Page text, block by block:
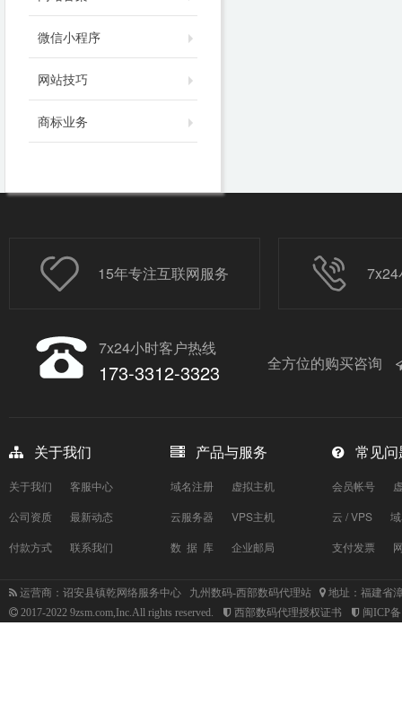
微信小程序
网站技巧
商标业务
15年专注互联网服务
7x24小时客户热线
173-3312-3323 全方位的购买咨询
关于我们
关于我们
客服中心
公司资质
最新动态
付款方式
联系我们
产品与服务
域名注册
虚拟主机
云服务器
VPS主机
数 据 库
企业邮局
常见问
会员帐号
云 / VPS
支付发票
运营商：诏安县镇乾网络服务中心 九州数码-西部数码代理站
地址：福建省
2017-2022 9zsm.com,Inc.All rights reserved.
西部数码代理授权证书 闽ICP